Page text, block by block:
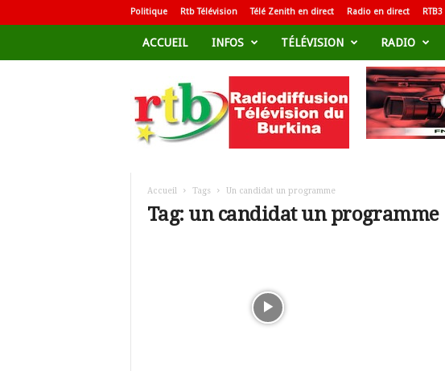
Politique Rtb Télévision Télé Zenith en direct Radio en direct
ACCUEIL INFOS TÉLÉVISION RADIO
d
i
Accueil Tags Un candidat un programme
Tag: un candidat un programme